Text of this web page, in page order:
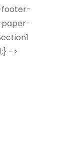
footer-
paper-
–>